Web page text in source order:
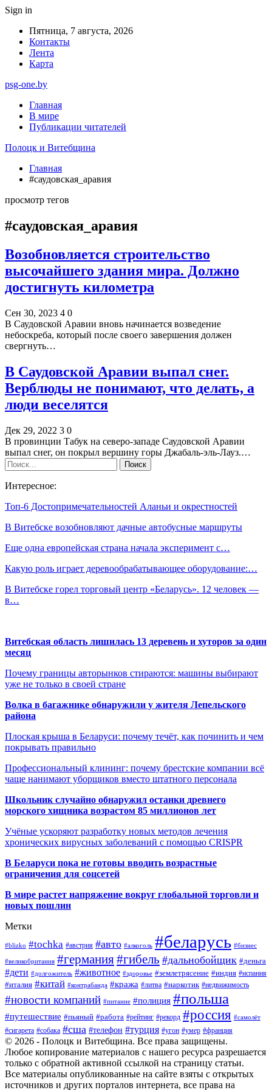
Sign in
Пятница, 7 августа, 2026
Контакты
Лента
Карта
psg-one.by
Главная
В мире
Публикации читателей
Полоцк и Витебщина
Главная
#саудовская_аравия
просмотр тегов
#саудовская_аравия
Возобновляется строительство
высочайшего здания мира. Должно
достигнуть километра
Сен 30, 2023 4 0
В Саудовской Аравии вновь начинается возведение
небоскреба, который после своего завершения должен
свергнуть…
В Саудовской Аравии выпал снег.
Верблюды не понимают, что делать, а
люди веселятся
Дек 29, 2022 3 0
В провинции Табук на северо-западе Саудовской Аравии
выпал снег, он покрыл вершину горы Джабаль-эль-Лауз.…
Интересное:
Топ-6 Достопримечательностей Аланьи и окрестностей
В Витебске возобновляют дачные автобусные маршруты
Еще одна европейская страна начала эксперимент с…
Какую роль играет деревообрабатывающее оборудование:…
В Витебске горел торговый центр «Беларусь». 12 человек —
в…
Витебская область лишилась 13 деревень и хуторов за один
месяц
Почему границы авторынков стираются: машины выбирают
уже не только в своей стране
Волка в багажнике обнаружили у жителя Лепельского
района
Плоская крыша в Беларуси: почему течёт, как починить и чем
покрывать правильно
Профессиональный клининг: почему брестские компании всё
чаще нанимают уборщиков вместо штатного персонала
Школьник случайно обнаружил останки древнего
морского хищника возрастом 85 миллионов лет
Учёные ускоряют разработку новых методов лечения
хронических вирусных заболеваний с помощью CRISPR
В Беларуси пока не готовы вводить возрастные
ограничения для соцсетей
В мире растет напряжение вокруг глобальной торговли и
новых пошлин
Метки
#blizko #tochka #австрия #авто #алкоголь #беларусь #бизнес
#великобритания #германия#гибель #дальнобойщик #деньга
#дети #долгожитель #животное #здоровье #землетрясение #индия #испания
#италия #китай #контрабанда #кража #литва #наркотик #недвижимость
#новости компаний #питание #полиция #польша
#путешествие #пьяный #работа #рейтинг #рекорд #россия #самолёт
#сигарета #собака #сша #телефон #турция #угон #умер #франция
© 2026 - Полоцк и Витебщина. Все права защищены.
Любое копирование материалов с нашего ресурса разрешается
только с обратной активной ссылкой на страницу статьи.
Все материалы опубликованные на сайте взяты с открытых
источников и других порталов интернета, все права на